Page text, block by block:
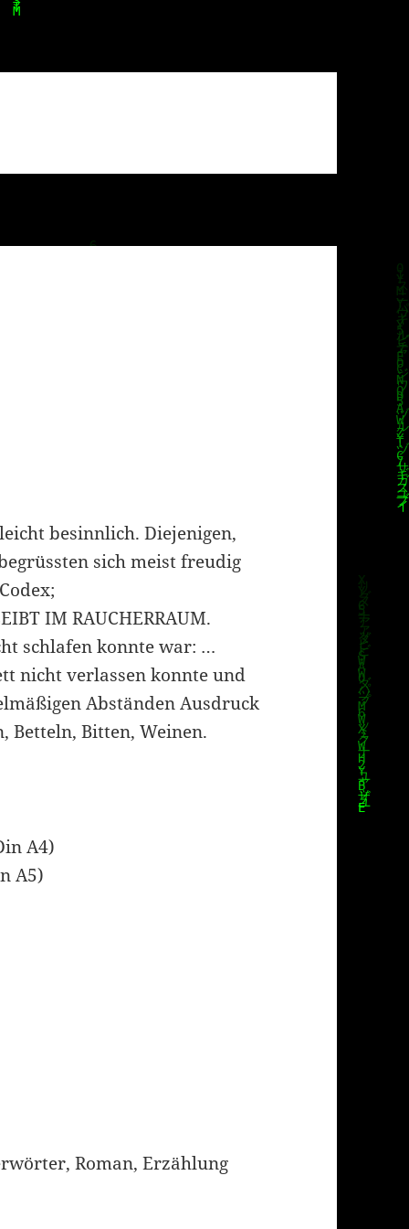
besinnlich. Diejenigen,
sich meist freudig
IM RAUCHERRAUM.
schlafen konnte war: …
nicht verlassen konnte und
Abständen Ausdruck
Betteln, Bitten, Weinen.
A4)
A5)
Roman, Erzählung